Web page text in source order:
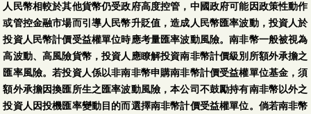
人民幣相較於其他貨幣仍受政府高度控管，中國政府可能因政策性動作
或管控金融市場而引導人民幣升貶值，造成人民幣匯率波動，投資人於
投資人民幣計價受益權單位時應考量匯率波動風險。南非幣一般被視為
高波動、高風險貨幣，投資人應瞭解投資南非幣計價級別所額外承擔之
匯率風險。若投資人係以非南非幣申購南非幣計價受益權單位基金，須
額外承擔因換匯所生之匯率波動風險，本公司不鼓勵持有南非幣以外之
投資人因投機匯率變動目的而選擇南非幣計價受益權單位。倘若南非幣